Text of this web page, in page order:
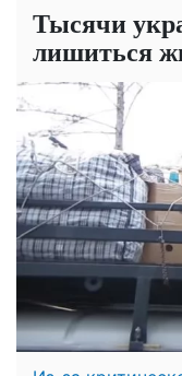
Тысячи
лишиться